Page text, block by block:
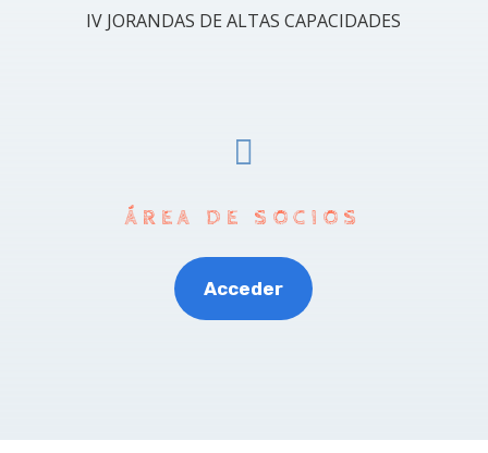
IV JORANDAS DE ALTAS CAPACIDADES

ÁREA DE SOCIOS
Acceder